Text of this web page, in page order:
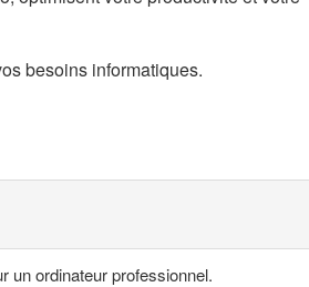
besoins informatiques.
un ordinateur professionnel.